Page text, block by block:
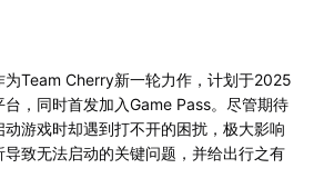
为Team Cherry新一轮力作，计划于2025
，同时首发加入Game Pass。尽管期待
游戏时却遇到打不开的困扰，极大影响
致无法启动的关键问题，并给出行之有